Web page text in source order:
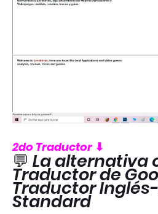
2do Traductor ⬇
💬 La alternativa
Traductor de
Traductor
Standard